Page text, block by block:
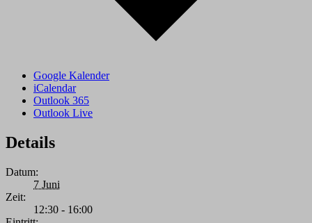
Google Kalender
iCalendar
Outlook 365
Outlook Live
Details
Datum:
7 Juni
Zeit:
12:30 - 16:00